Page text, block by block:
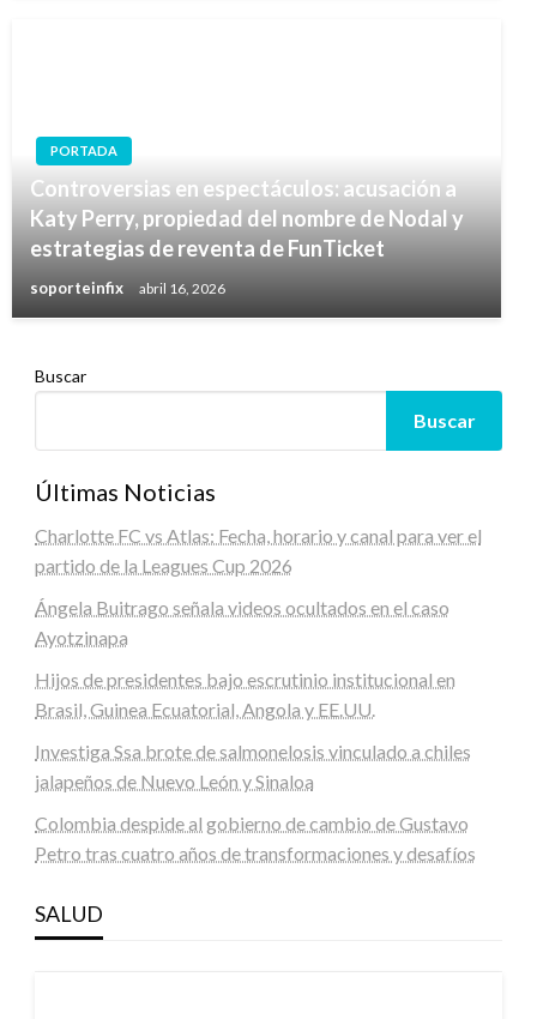
PORTADA
Controversias en espectáculos: acusación a
Katy Perry, propiedad del nombre de Nodal y
estrategias de reventa de FunTicket
soporteinfix abril 16, 2026
Buscar
Buscar
Últimas Noticias
Charlotte FC vs Atlas: Fecha, horario y canal para ver el
partido de la Leagues Cup 2026
Ángela Buitrago señala videos ocultados en el caso
Ayotzinapa
Hijos de presidentes bajo escrutinio institucional en
Brasil, Guinea Ecuatorial, Angola y EE.UU.
Investiga Ssa brote de salmonelosis vinculado a chiles
jalapeños de Nuevo León y Sinaloa
Colombia despide al gobierno de cambio de Gustavo
Petro tras cuatro años de transformaciones y desafíos
SALUD